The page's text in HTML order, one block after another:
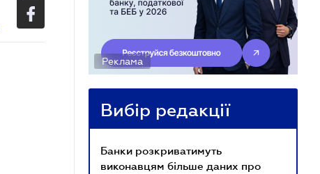
Реклама
Вибір редакції
Банки розкриватимуть
виконавцям більше даних про